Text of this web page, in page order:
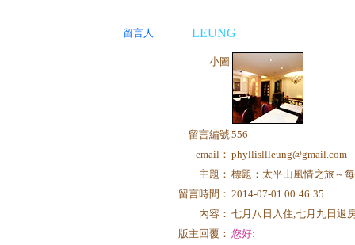
留言人 LEUNG
小圖
留言編號556
email： phyllisllleung@gmail.com
主題： 標題：太平山風情之旅～
留言時間： 2014-07-01 00:46:35
內容： 七月八日入住,七月九日退
版主回覆： 您好: